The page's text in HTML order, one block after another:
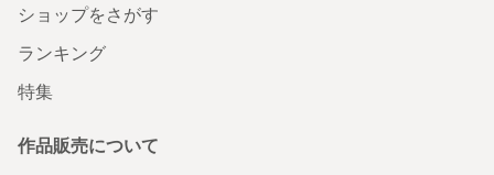
ショップをさがす
ランキング
特集
作品販売について